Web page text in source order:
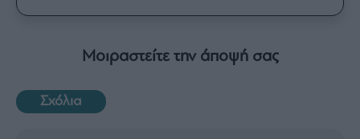
Μοιραστείτε την άποψή σας
Σχόλια